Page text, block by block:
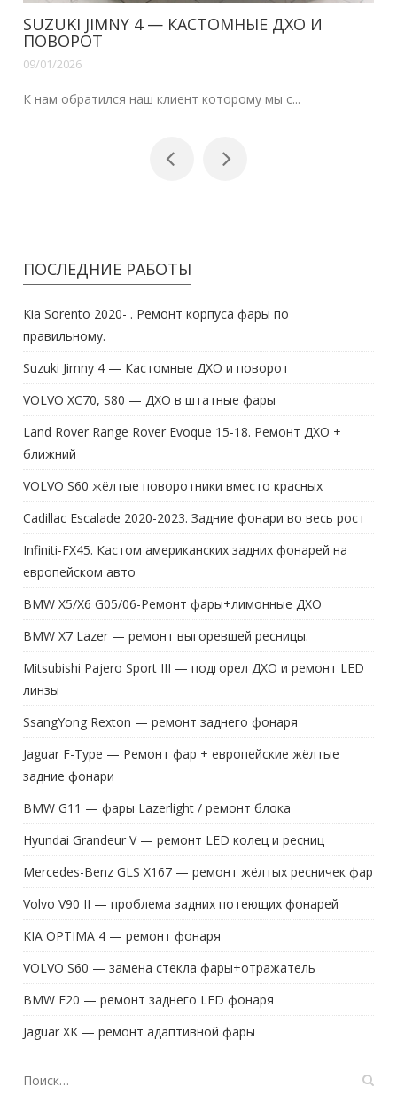
SUZUKI JIMNY 4 — КАСТОМНЫЕ ДХО И
ПОВОРОТ
09/01/2026
К нам обратился наш клиент которому мы с...
ПОСЛЕДНИЕ РАБОТЫ
Kia Sorento 2020- . Ремонт корпуса фары по
правильному.
Suzuki Jimny 4 — Кастомные ДХО и поворот
VOLVO XC70, S80 — ДХО в штатные фары
Land Rover Range Rover Evoque 15-18. Ремонт ДХО +
ближний
VOLVO S60 жёлтые поворотники вместо красных
Cadillac Escalade 2020-2023. Задние фонари во весь рост
Infiniti-FX45. Кастом американских задних фонарей на
европейском авто
BMW X5/X6 G05/06-Ремонт фары+лимонные ДХО
BMW X7 Lazer — ремонт выгоревшей ресницы.
Mitsubishi Pajero Sport III — подгорел ДХО и ремонт LED
линзы
SsangYong Rexton — ремонт заднего фонаря
Jaguar F-Type — Ремонт фар + европейские жёлтые
задние фонари
BMW G11 — фары Lazerlight / ремонт блока
Hyundai Grandeur V — ремонт LED колец и ресниц
Mercedes-Benz GLS X167 — ремонт жёлтых ресничек фар
Volvo V90 II — проблема задних потеющих фонарей
KIA OPTIMA 4 — ремонт фонаря
VOLVO S60 — замена стекла фары+отражатель
BMW F20 — ремонт заднего LED фонаря
Jaguar XK — ремонт адаптивной фары